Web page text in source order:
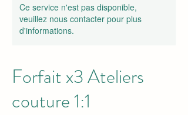
Ce service n'est pas disponible,
veuillez nous contacter pour plus
d'informations.
Forfait x3 Ateliers
couture 1:1